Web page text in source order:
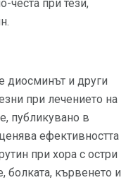
честа при тези,
диосминът и други
при лечението на
публикувано в
ефективността
при хора с остри
болката, кървенето и